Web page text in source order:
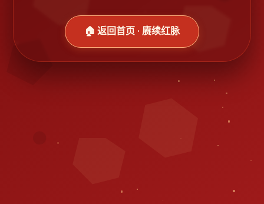
🏠 返回首页 · 赓续红脉